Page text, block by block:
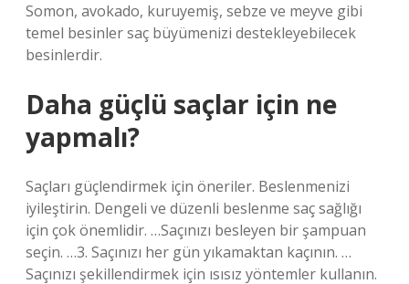
Somon, avokado, kuruyemiş, sebze ve meyve gibi
temel besinler saç büyümenizi destekleyebilecek
besinlerdir.
Daha güçlü saçlar için ne
yapmalı?
Saçları güçlendirmek için öneriler. Beslenmenizi
iyileştirin. Dengeli ve düzenli beslenme saç sağlığı
için çok önemlidir. …Saçınızı besleyen bir şampuan
seçin. …3. Saçınızı her gün yıkamaktan kaçının. …
Saçınızı şekillendirmek için ısısız yöntemler kullanın.